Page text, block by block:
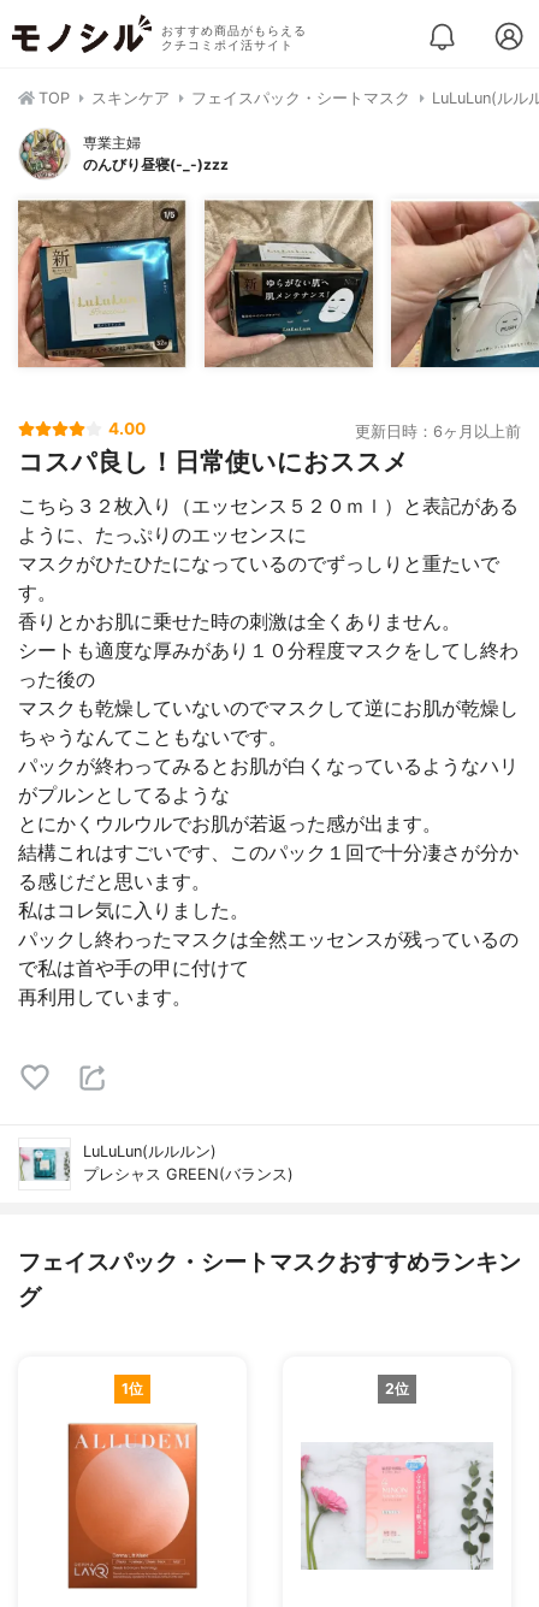
おすすめ商品がもらえる
クチコミポイ活サイト
TOP スキンケア フェイスパック・シートマスク LuLuLun(ルル
専業主婦
のんびり昼寝(-_-)zzz
4.00 更新日時：6ヶ月以上前
コスパ良し！日常使いにおススメ
こちら３２枚入り（エッセンス５２０ｍｌ）と表記がある
ように、たっぷりのエッセンスに
マスクがひたひたになっているのでずっしりと重たいで
す。
香りとかお肌に乗せた時の刺激は全くありません。
シートも適度な厚みがあり１０分程度マスクをしてし終わ
った後の
マスクも乾燥していないのでマスクして逆にお肌が乾燥し
ちゃうなんてこともないです。
パックが終わってみるとお肌が白くなっているようなハリ
がプルンとしてるような
とにかくウルウルでお肌が若返った感が出ます。
結構これはすごいです、このパック１回で十分凄さが分か
る感じだと思います。
私はコレ気に入りました。
パックし終わったマスクは全然エッセンスが残っているの
で私は首や手の甲に付けて
再利用しています。
LuLuLun(ルルルン)
プレシャス GREEN(バランス)
フェイスパック・シートマスクおすすめランキン
グ
1位 2位